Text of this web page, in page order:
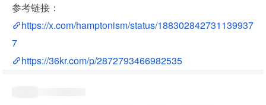
参考链接：
https://x.com/hamptonism/status/188302842731139937
7
https://36kr.com/p/2872793466982535